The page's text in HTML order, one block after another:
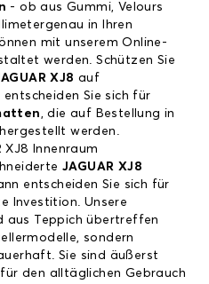
- ob aus Gummi, Velours
in Ihren
mit unserem Online-
werden. Schützen Sie
XJ8auf
Sie sich für
, die auf Bestellung in
werden.
XJ8 Innenraum
JAGUAR XJ8
entscheiden Sie sich für
Investition. Unsere
aus Teppich übertreffen
sondern
Sie sind äußerst
den alltäglichen Gebrauch